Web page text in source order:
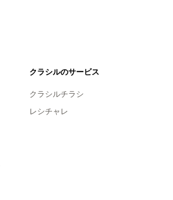
クラシルのサービス
クラシルチラシ
レシチャレ